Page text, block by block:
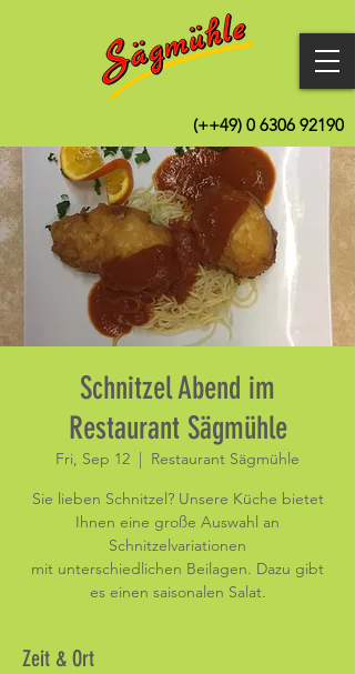
(++49) 0 6306 92190
Schnitzel Abend im
Restaurant Sägmühle
Fri, Sep 12
  |
Restaurant Sägmühle
Sie lieben Schnitzel? Unsere Küche bietet
Ihnen eine große Auswahl an
Schnitzelvariationen
mit unterschiedlichen Beilagen. Dazu gibt
es einen saisonalen Salat.
Zeit & Ort